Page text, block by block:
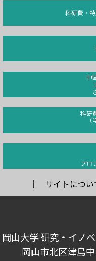
科研費・
中
科研
プロ
サイトについ
岡山大学 研究・イノ
岡山市北区津島